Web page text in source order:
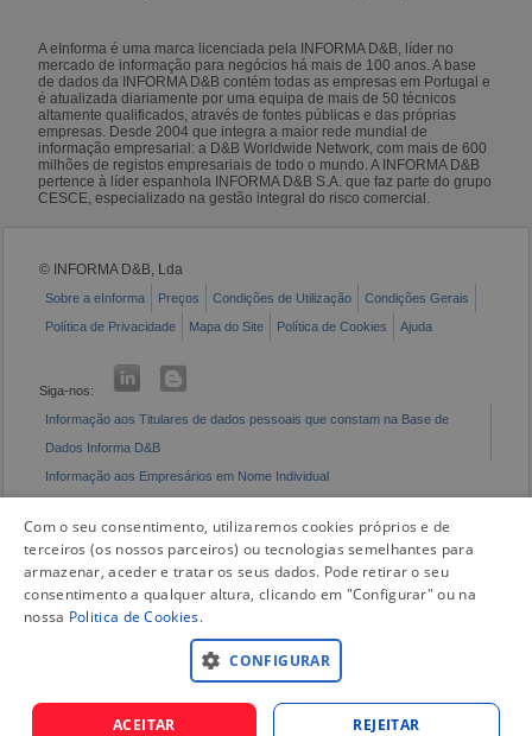
A eInforma é uma marca licenciada pela INFORMA D&B, líder no
mercado de informação para negócios há mais de 100 anos. A base
de dados da INFORMA D&B contém todas as empresas em Portugal e
é atualizada diariamente por uma equipa de mais de 50 técnicos
altamente qualificados, através de fontes públicas e das próprias
empresas. Desde 2004 que integra a maior rede mundial de
informação empresarial: a D&B Worldwide Network, com mais de 600
milhões de registos empresariais de todo o mundo. A INFORMA D&B
pertence à líder espanhola INFORMA D&B S.A. que faz parte do grupo
CESCE, especializado na gestão integral do risco comercial.
© INFORMA D&B, Lda
Sobre a eInforma Preços Condições de Utilização
Condições Gerais
Política de Privacidade
Mapa do Site Política de Cookies Ajuda
Siga-nos:
Informação aos Titulares de dados pessoais que constam na Base de
Dados Informa D&B
Informação aos Empresários em Nome Individual
Com o seu consentimento, utilizaremos cookies próprios e de
terceiros (os nossos parceiros) ou tecnologias semelhantes para
armazenar, aceder e tratar os seus dados. Pode retirar o seu
consentimento a qualquer altura, clicando em "Configurar" ou na
nossa Politica de Cookies.
CONFIGURAR
ACEITAR REJEITAR